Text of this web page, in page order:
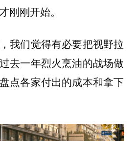
刚刚开始。
我们觉得有必要把视野拉
去一年烈火烹油的战场做
点各家付出的成本和拿下